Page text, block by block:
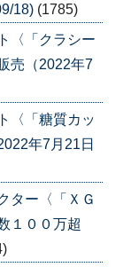
18) (1785)
〈「クラシー
売（2022年7
〈「糖質カッ
年7月21日
ター〈「ＸＧ
１００万超